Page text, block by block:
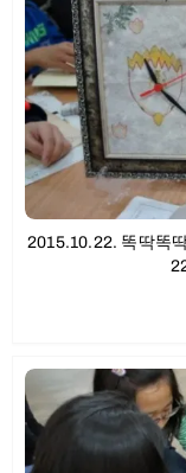
2015.10.22. 똑딱똑